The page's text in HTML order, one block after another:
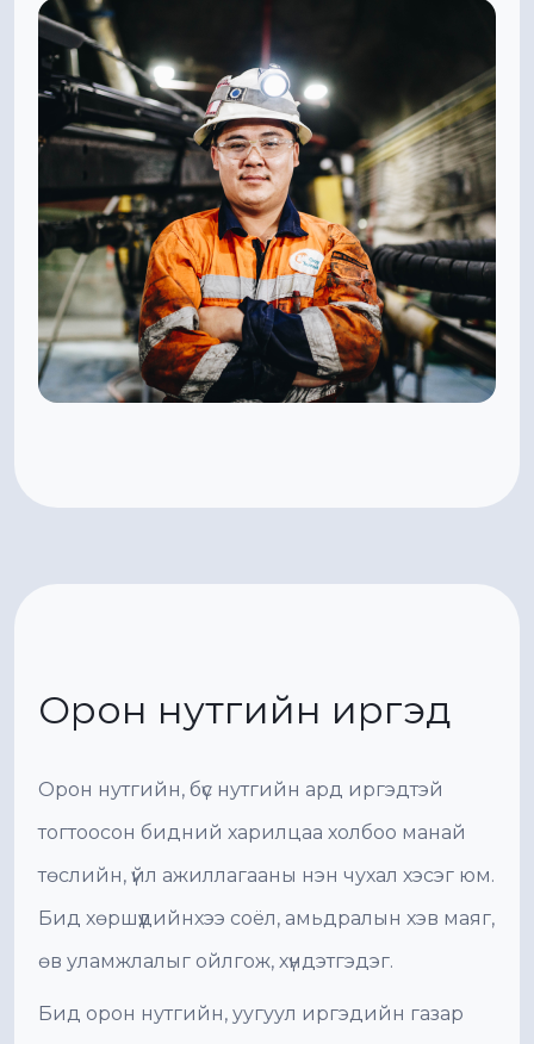
Орон нутгийн иргэд
Орон нутгийн, бүс нутгийн ард иргэдтэй
тогтоосон бидний харилцаа холбоо манай
төслийн, үйл ажиллагааны нэн чухал хэсэг юм.
Бид хөршүүдийнхээ соёл, амьдралын хэв маяг,
өв уламжлалыг ойлгож, хүндэтгэдэг.
Бид орон нутгийн, уугуул иргэдийн газар